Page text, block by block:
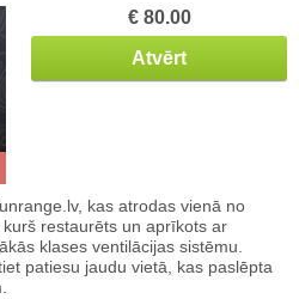
€ 80.00
Atvērt
kas atrodas vienā no
restaurēts un aprīkots ar
klases ventilācijas sistēmu.
patiesu jaudu vietā, kas paslēpta